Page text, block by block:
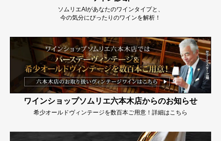
ソムリエAIがあなたのワインタイプと、
今の気分にぴったりのワインを解析！
ワインショップソムリエ六本木店からのお知らせ
希少オールドヴィンテージを数百本ご用意！詳細はこちら